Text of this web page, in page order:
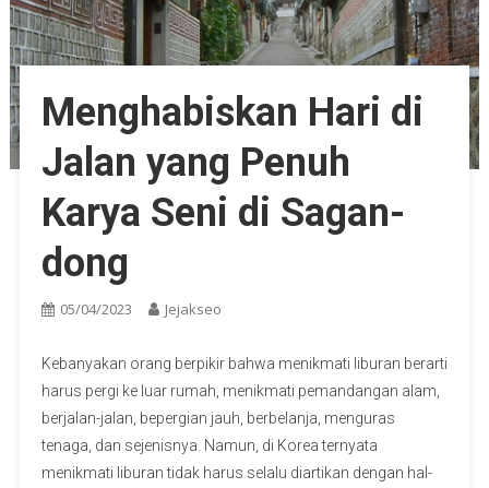
Menghabiskan Hari di
Jalan yang Penuh
Karya Seni di Sagan-
dong
05/04/2023 Jejakseo
Kebanyakan orang berpikir bahwa menikmati liburan berarti
harus pergi ke luar rumah, menikmati pemandangan alam,
berjalan-jalan, bepergian jauh, berbelanja, menguras
tenaga, dan sejenisnya. Namun, di Korea ternyata
menikmati liburan tidak harus selalu diartikan dengan hal-